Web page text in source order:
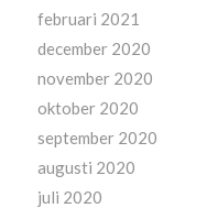
februari 2021
december 2020
november 2020
oktober 2020
september 2020
augusti 2020
juli 2020